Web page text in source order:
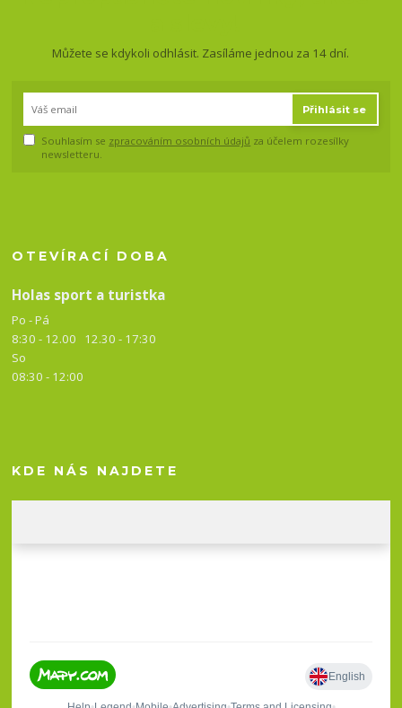
Můžete se kdykoli odhlásit. Zasíláme jednou za 14 dní.
Přihlásit se
Souhlasím se zpracováním osobních údajů za účelem rozesílky
newsletteru.
OTEVÍRACÍ DOBA
Holas sport a turistka
Po - Pá
8:30 - 12.00 12.30 - 17:30
So
08:30 - 12:00
KDE NÁS NAJDETE